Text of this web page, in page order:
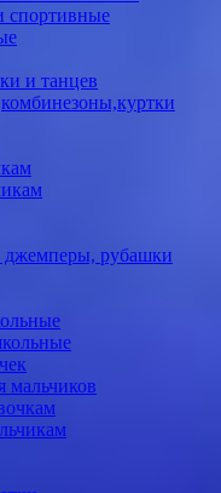
спортивные
и танцев
рубашки
мальчиков